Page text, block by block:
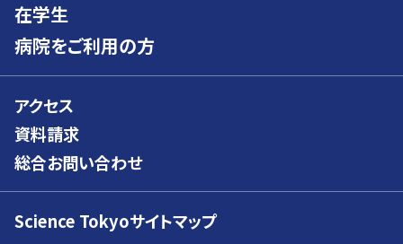
在学生
病院をご利用の方
アクセス
資料請求
総合お問い合わせ
Science Tokyoサイトマップ